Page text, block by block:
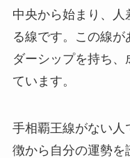
中央から始まり、
る線です。この線
ダーシップを持ち
ています。
手相覇王線がない
徴から自分の運勢を